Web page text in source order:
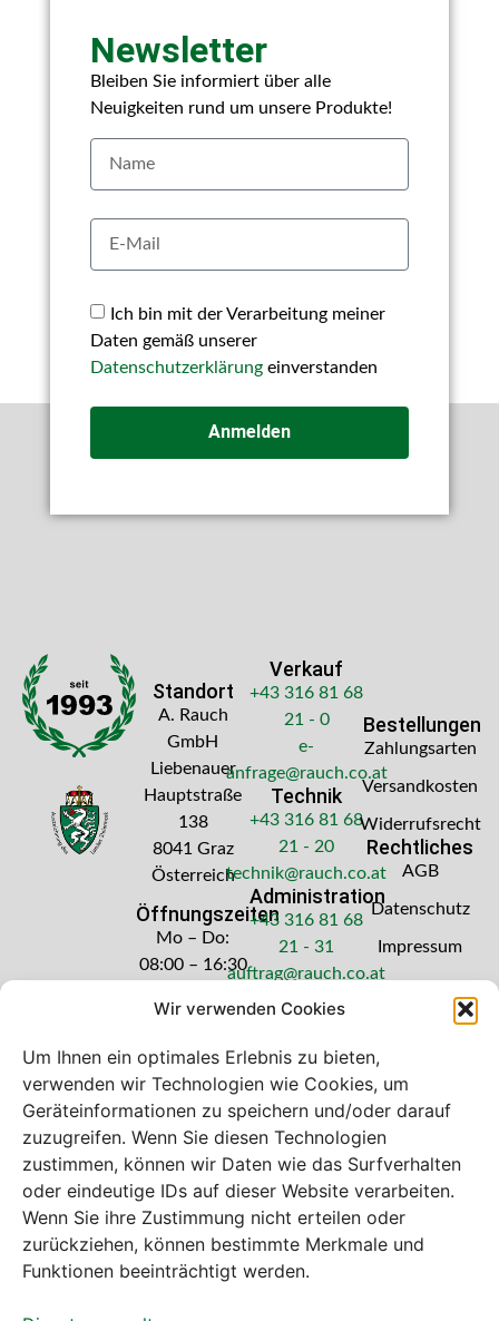
Wir verwenden Cookies
Um Ihnen ein optimales Erlebnis zu bieten,
verwenden wir Technologien wie Cookies, um
Geräteinformationen zu speichern und/oder darauf
zuzugreifen. Wenn Sie diesen Technologien
zustimmen, können wir Daten wie das Surfverhalten
oder eindeutige IDs auf dieser Website verarbeiten.
Wenn Sie ihre Zustimmung nicht erteilen oder
zurückziehen, können bestimmte Merkmale und
Funktionen beeinträchtigt werden.
Newsletter
Bleiben Sie informiert über alle
Neuigkeiten rund um unsere Produkte!
Ich bin mit der Verarbeitung meiner
Daten gemäß unserer
Datenschutzerklärungeinverstanden
Anmelden
Standort
A. Rauch
GmbH
Liebenauer
Hauptstraße
138
8041 Graz
Österreich
Öffnungszeiten
Mo – Do:
08:00 – 16:30
Freitag: 08:00
Verkauf
+43 316 81 68
21 - 0
e-
anfrage@rauch.co.at
Technik
+43 316 81 68
21 - 20
technik@rauch.co.at
Administration
+43 316 81 68
21 - 31
auftrag@rauch.co.at
Bestellungen
Zahlungsarten
Versandkosten
Widerrufsrecht
Rechtliches
AGB
Datenschutz
Impressum
Bei diesem Webshop handelt es sich um
einen B2B-Webshop
A. Rauch GmbH – Ihr Experte aus Österreich für Waagen,
Eich- & Kalibrierservice, Sprühnebel-Zerstäubungstechnik
und Lebensmittelmaschinen.